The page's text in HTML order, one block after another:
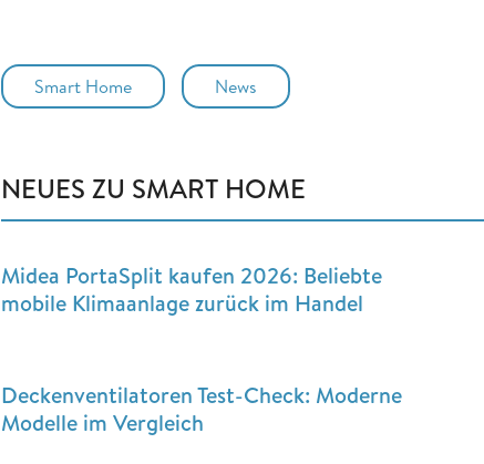
Smart Home News
NEUES ZU SMART HOME
Midea PortaSplit kaufen 2026: Beliebte
mobile Klimaanlage zurück im Handel
Deckenventilatoren Test-Check: Moderne
Modelle im Vergleich